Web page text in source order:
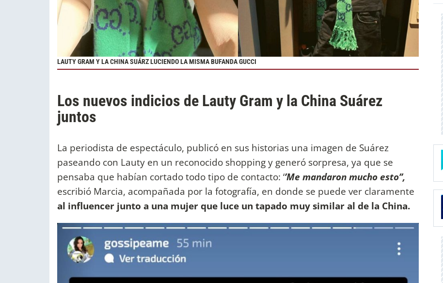
LAUTY GRAM Y LA CHINA SUÁRZ LUCIENDO LA MISMA BUFANDA GUCCI
Los nuevos indicios de Lauty Gram y la China Suárez
juntos
La periodista de espectáculo, publicó en sus historias una imagen de Suárez
paseando con Lauty en un reconocido shopping y generó sorpresa, ya que se
pensaba que habían cortado todo tipo de contacto: ‘’Me mandaron mucho esto’’,
escribió Marcia, acompañada por la fotografía, en donde se puede ver claramente
al influencer junto a una mujer que luce un tapado muy similar al de la China.